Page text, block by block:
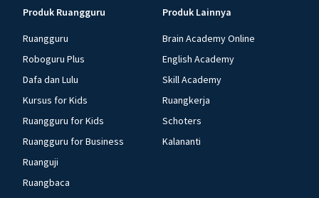
Produk Ruangguru
Ruangguru
Roboguru Plus
Dafa dan Lulu
Kursus for Kids
Ruangguru for Kids
Ruangguru for Business
Ruanguji
Ruangbaca
Produk Lainnya
Brain Academy Online
English Academy
Skill Academy
Ruangkerja
Schoters
Kalananti